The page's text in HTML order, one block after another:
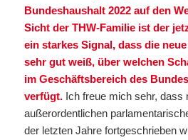
Bundeshaushalt 2022 auf den
Sicht der THW-Familie ist der
ein starkes Signal, dass die
sehr gut weiß, über welchen
im Geschäftsbereich des
verfügt. Ich freue mich sehr, dass
außerordentlichen
der letzten Jahre fortgeschrieben